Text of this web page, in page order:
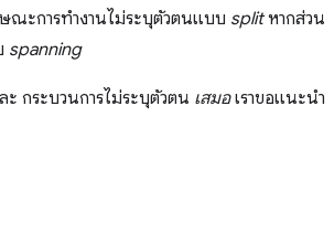
ณะการทำงานไม่ระบุตัวตนแบบ splitหากส่วน
spanning
ะ กระบวนการไม่ระบุตัวตน เสมอเราขอแนะนำ